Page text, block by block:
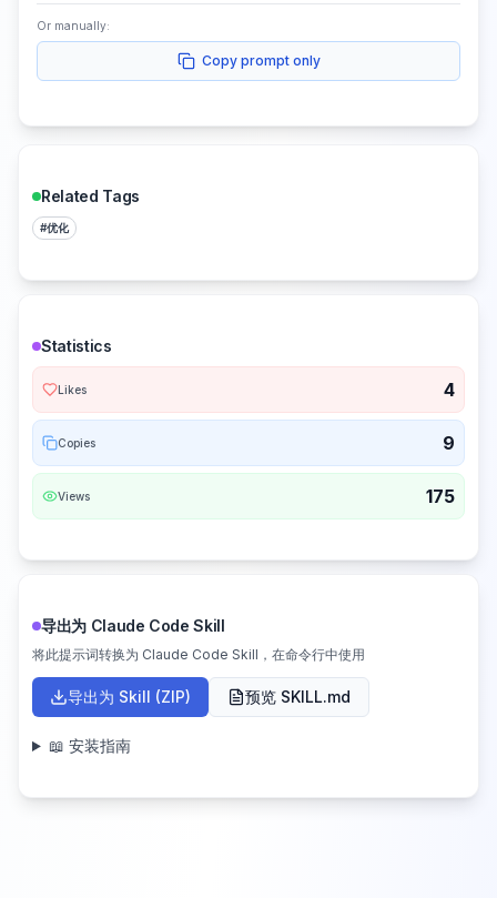
Or manually:
Copy prompt only
Related Tags
#优化
Statistics
Likes 4
Copies 9
Views 175
导出为 Claude Code Skill
将此提示词转换为 Claude Code Skill，在命令行中使用
导出为 Skill (ZIP) 预览 SKILL.md
📖 安装指南